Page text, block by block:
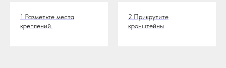
1.Разметьте места
креплений.
2.Прикрутите
кронштейны